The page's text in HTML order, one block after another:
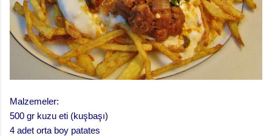
Malzemeler:
500 gr kuzu eti (kuşbaşı)
4 adet orta boy patates